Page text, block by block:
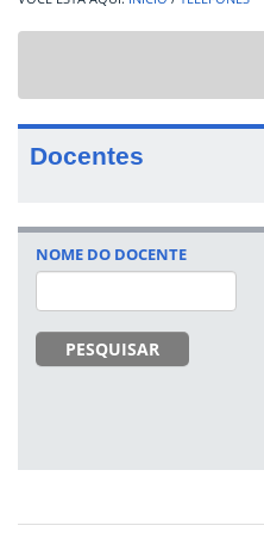
Docentes
NOME DO DOCENTE
PESQUISAR